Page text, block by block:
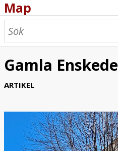
Map
Browse
Map
Gamla Enskede
ARTIKEL